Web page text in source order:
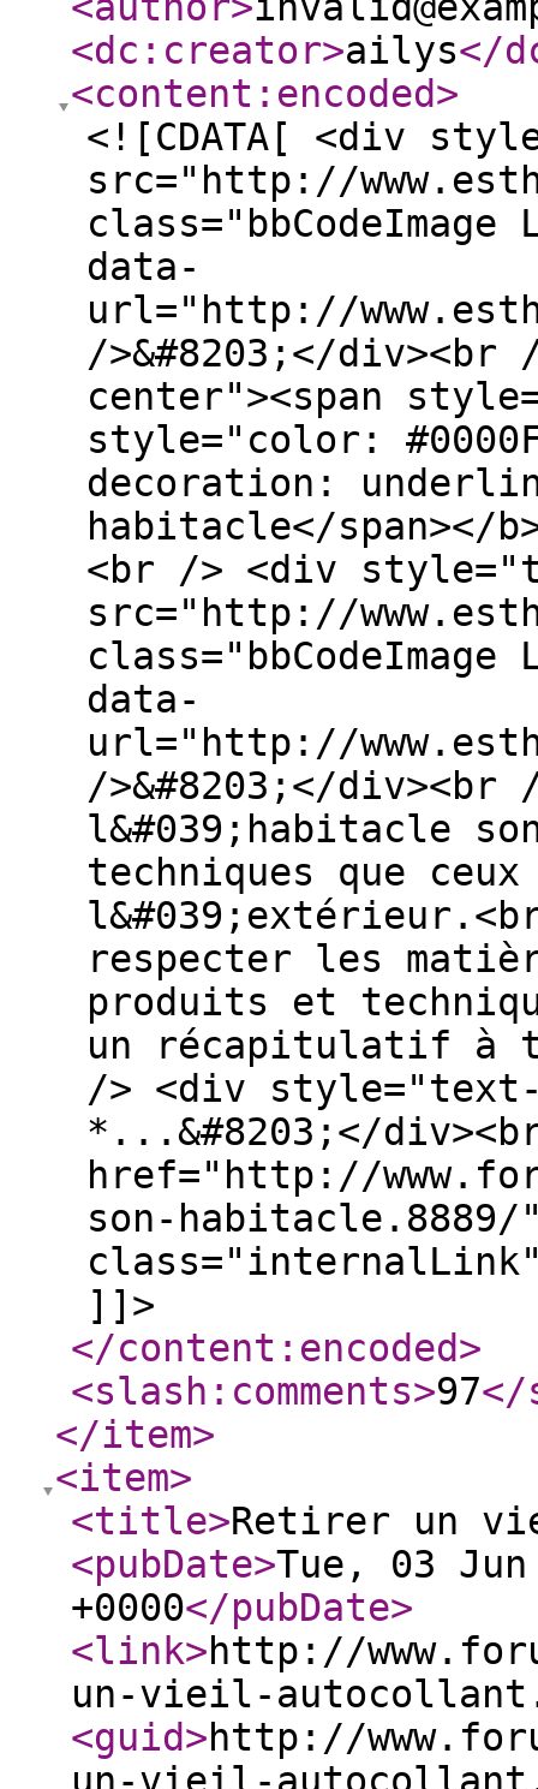
<dc:creator>ailys</
<content:encoded>
<![CDATA[ <div
src="http://
data-
url="http://
/>&#8203;</
center"><span
style="color:
decoration:
habitacle</span></
<br /> <div
src="http://
data-
url="http://
/>&#8203;</
l&#039;habitacle
techniques que
respecter les
produits et
un récapitulatif à
/> <div
*...&#8203;</
href="http://
son-habitacle.8889/
]]>
</content:encoded>
<slash:comments>97</
</item>
<item>
<title>Retirer un
<pubDate>Tue, 03
+0000</pubDate>
<link>http://
un-vieil-
<guid>http://